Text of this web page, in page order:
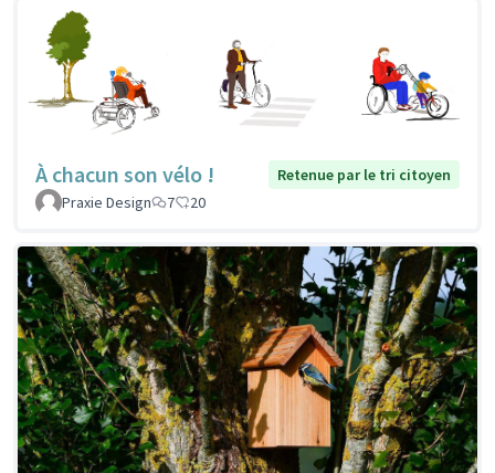
À chacun son vélo !
Retenue par le tri citoyen
Praxie Design
7 20